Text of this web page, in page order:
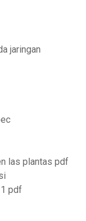
jaringan
las plantas pdf
pdf